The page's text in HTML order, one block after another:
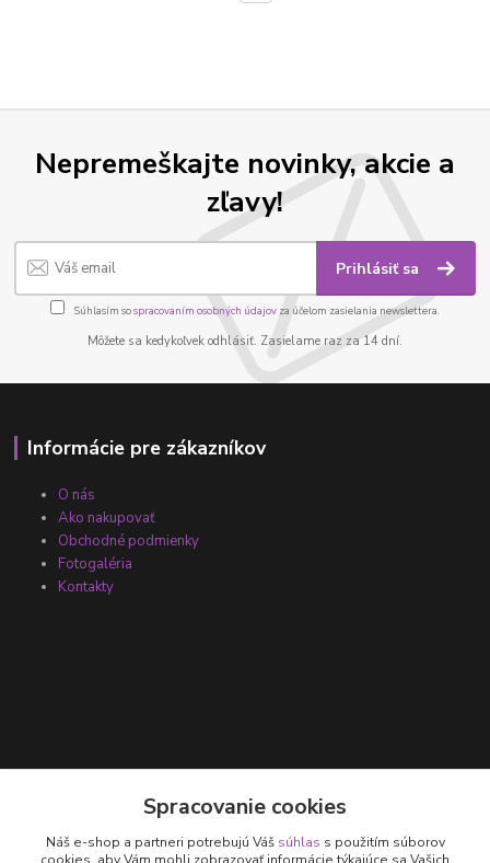
Nepremeškajte novinky, akcie a
zľavy!
Prihlásiť sa
Súhlasím sospracovaním osobných údajov za účelom zasielania newslettera.
Môžete sa kedykoľvek odhlásiť. Zasielame raz za 14 dní.
Informácie pre zákazníkov
O nás
Ako nakupovať
Obchodné podmienky
Fotogaléria
Kontakty
+421 905 531 251
Spracovanie cookies
Náš e-shop a partneri potrebujú Váš súhlas s použitím súborov